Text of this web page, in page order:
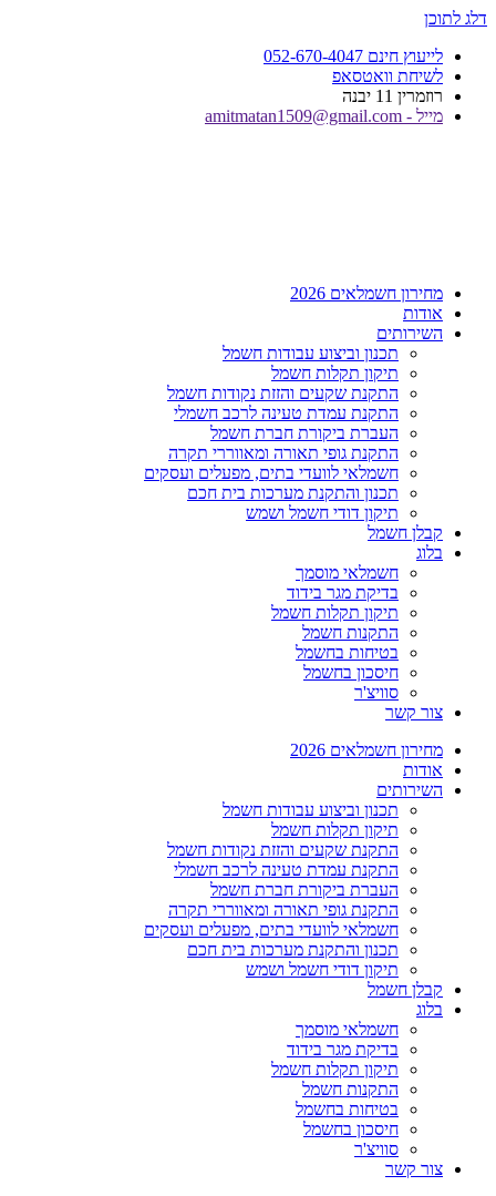
דלג לתוכן
לייעוץ חינם 052-670-4047
לשיחת וואטסאפ
רוזמרין 11 יבנה
מייל - amitmatan1509@gmail.com
מחירון חשמלאים 2026
אודות
השירותים
תכנון וביצוע עבודות חשמל
תיקון תקלות חשמל
התקנת שקעים והזזת נקודות חשמל
התקנת עמדת טעינה לרכב חשמלי
העברת ביקורת חברת חשמל
התקנת גופי תאורה ומאווררי תקרה
חשמלאי לוועדי בתים, מפעלים ועסקים
תכנון והתקנת מערכות בית חכם
תיקון דודי חשמל ושמש
קבלן חשמל
בלוג
חשמלאי מוסמך
בדיקת מגר בידוד
תיקון תקלות חשמל
התקנות חשמל
בטיחות בחשמל
חיסכון בחשמל
סוויצ'ר
צור קשר
מחירון חשמלאים 2026
אודות
השירותים
תכנון וביצוע עבודות חשמל
תיקון תקלות חשמל
התקנת שקעים והזזת נקודות חשמל
התקנת עמדת טעינה לרכב חשמלי
העברת ביקורת חברת חשמל
התקנת גופי תאורה ומאווררי תקרה
חשמלאי לוועדי בתים, מפעלים ועסקים
תכנון והתקנת מערכות בית חכם
תיקון דודי חשמל ושמש
קבלן חשמל
בלוג
חשמלאי מוסמך
בדיקת מגר בידוד
תיקון תקלות חשמל
התקנות חשמל
בטיחות בחשמל
חיסכון בחשמל
סוויצ'ר
צור קשר